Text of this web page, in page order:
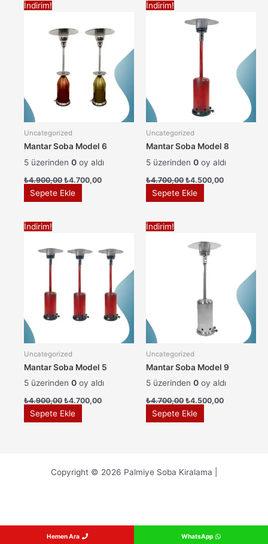
İndirim!
Uncategorized
Mantar Soba Model 6
5 üzerinden 0 oy aldı
₺4.900,00 Orijinal
fiyat:
₺4.900,00.
₺4.700,00Şu
Sepete Ekle
İndirim!
Uncategorized
Mantar Soba Model 8
5 üzerinden 0 oy aldı
₺4.700,00 Orijinal
fiyat:
₺4.700,00.
₺4.500,00Şu
Sepete Ekle
İndirim!
Uncategorized
Mantar Soba Model 5
5 üzerinden 0 oy aldı
₺4.900,00 Orijinal
fiyat:
₺4.900,00.
₺4.700,00Şu
Sepete Ekle
İndirim!
Uncategorized
Mantar Soba Model 9
5 üzerinden 0 oy aldı
₺4.700,00 Orijinal
fiyat:
₺4.700,00.
₺4.500,00Şu
Sepete Ekle
Copyright © 2026 Palmiye Soba Kiralama |
Hemen Ara WhatsApp